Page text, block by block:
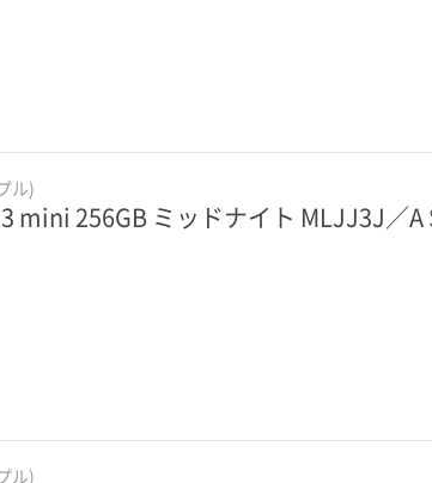
ル)
mini 256GB ミッドナイト MLJJ3J／A
ル)